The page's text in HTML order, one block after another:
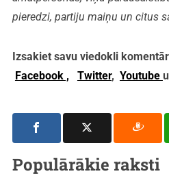
pieredzi, partiju maiņu un citus
Izsakiet savu viedokli
Facebook ,
Twitter, Youtube
Populārākie raksti